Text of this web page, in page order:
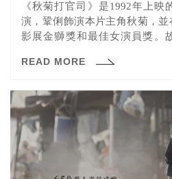
《秋菊打官司》是1992年上
演，鞏俐飾演本片主角秋菊，
影展金獅獎和最佳女演員獎。
堂因故朝秋菊丈夫萬慶來下體踢
說法。
READ MORE